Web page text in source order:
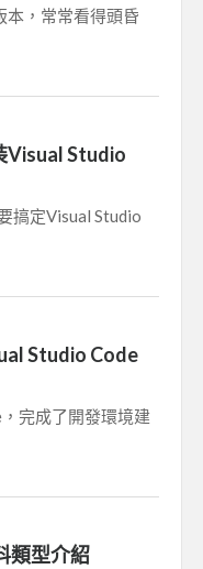
本，常常看得頭昏
Visual Studio
搞定Visual Studio
Studio Code
完成了開發環境建
類型介紹